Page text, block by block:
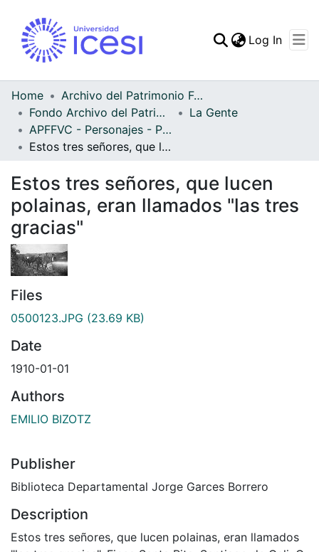
Statistics
Log In
Home
Archivo del Patrimonio Fotográfico y Fílmico del Valle del Cauca
Fondo Archivo del Patrimonio Fotográfico y Fílmico del Valle del Cauca
La Gente
APFFVC - Personajes - Patrimonial
Estos tres señores, que lucen polainas, eran llamados "las tres gracias"
Estos tres señores, que lucen
polainas, eran llamados "las tres
gracias"
Files
0500123.JPG (23.69 KB)
Date
1910-01-01
Authors
EMILIO BIZOTZ
Publisher
Biblioteca Departamental Jorge Garces Borrero
Description
Estos tres señores, que lucen polainas, eran llamados